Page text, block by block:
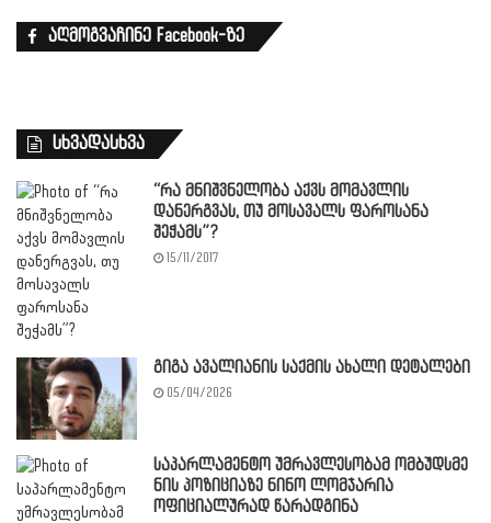
აღმოგვაჩინე Facebook-ზე
სხვადასხვა
“რა მნიშვნელობა აქვს მომავლის
დანერგვას, თუ მოსავალს ფაროსანა
შეჭამს”?
15/11/2017
გიგა ავალიანის საქმის ახალი დეტალები
05/04/2026
საპარლამენტო უმრავლესობამ ომბუდსმე
ნის პოზიციაზე ნინო ლომჯარია
ოფიციალურად წარადგინა